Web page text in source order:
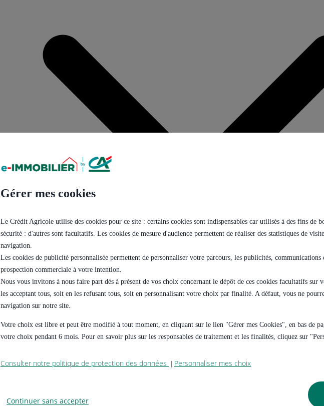
Gérer mes cookies
Le Crédit Agricole utilise des cookies pour ce site : certains cookies sont indispensables car utilisés à des fins de
sécurité : d'autres sont facultatifs. Les cookies de mesure d'audience permettent de réaliser des statistiques de
navigation.
Les cookies de publicité personnalisée permettent de personnaliser votre parcours, les publicités,
prospection commerciale à votre intention.
Nous vous invitons à nous faire part dès à présent de vos choix concernant le dépôt de ces cookies facultatifs sur
les acceptant tous, soit en les refusant tous, soit en personnalisant votre choix par finalité. A défaut, vous ne
navigation sur notre site.
Votre choix est libre et peut être modifié à tout moment, en cliquant sur le lien "Gérer mes Cookies", en bas de
votre choix pendant 6 mois. Pour en savoir plus sur les responsables de traitement et les finalités, cliquez sur
Consulter notre politique de protection des données Personnaliser mes choix
Continuer sans accepter